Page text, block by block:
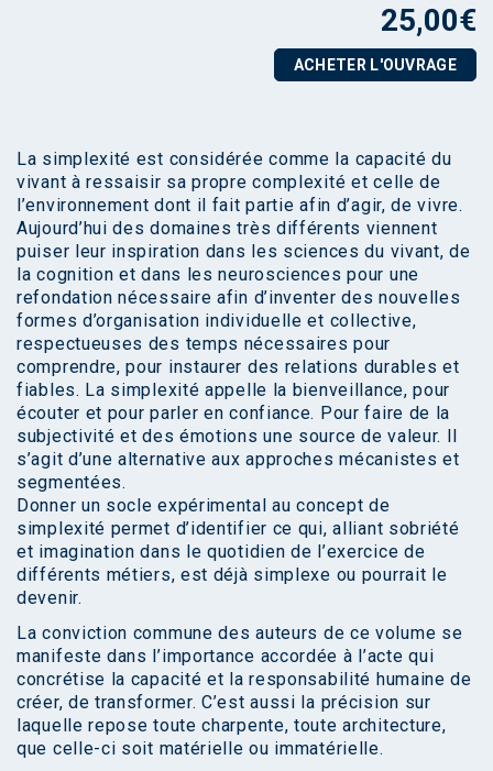
25,00€
ACHETER L'OUVRAGE
La simplexité est considérée comme la capacité du
vivant à ressaisir sa propre complexité et celle de
l’environnement dont il fait partie afin d’agir, de vivre.
Aujourd’hui des domaines très différents viennent
puiser leur inspiration dans les sciences du vivant, de
la cognition et dans les neurosciences pour une
refondation nécessaire afin d’inventer des nouvelles
formes d’organisation individuelle et collective,
respectueuses des temps nécessaires pour
comprendre, pour instaurer des relations durables et
fiables. La simplexité appelle la bienveillance, pour
écouter et pour parler en confiance. Pour faire de la
subjectivité et des émotions une source de valeur. Il
s’agit d’une alternative aux approches mécanistes et
segmentées.
Donner un socle expérimental au concept de
simplexité permet d’identifier ce qui, alliant sobriété
et imagination dans le quotidien de l’exercice de
différents métiers, est déjà simplexe ou pourrait le
devenir.
La conviction commune des auteurs de ce volume se
manifeste dans l’importance accordée à l’acte qui
concrétise la capacité et la responsabilité humaine de
créer, de transformer. C’est aussi la précision sur
laquelle repose toute charpente, toute architecture,
que celle-ci soit matérielle ou immatérielle.